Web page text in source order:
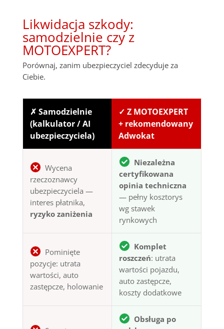
Likwidacja szkody:
samodzielnie czy z
MOTOEXPERT?
Porównaj, zanim ubezpieczyciel zdecyduje za
Ciebie.
✗ Samodzielnie
(kalkulator / AI
ubezpieczyciela)
✓ Z MOTOEXPERT
+ rekomendowany
Adwokat
Wycena
rzeczoznawcy
ubezpieczyciela —
interes płatnika,
ryzyko zaniżenia
Niezależna
certyfikowana
opinia techniczna
— pełny kosztorys
wg stawek
rynkowych
Pominięte
pozycje: utrata
wartości, auto
zastępcze, holowanie
Komplet
roszczeń: utrata
wartości pojazdu,
auto zastępcze,
koszty dodatkowe
Obsługa po